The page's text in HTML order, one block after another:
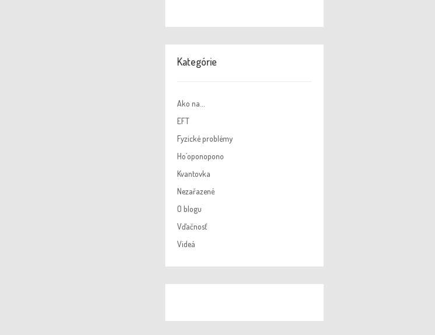
Kategórie
Ako na…
EFT
Fyzické problémy
Ho´oponopono
Kvantovka
Nezařazené
O blogu
Vďačnosť
Videá